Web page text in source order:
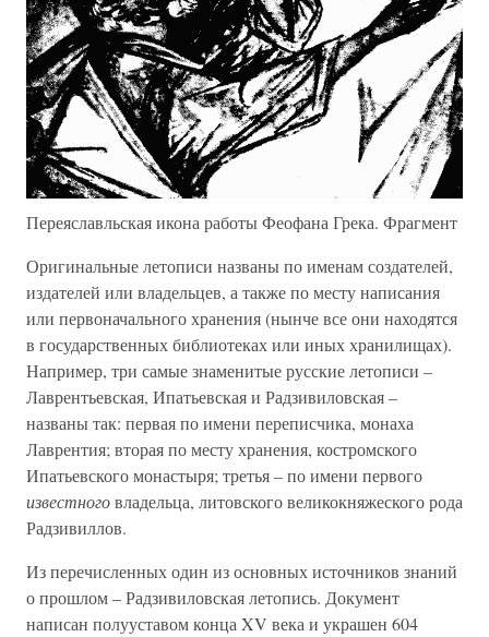
Переяславльская икона работы Феофана Грека. Фрагмент
Оригинальные летописи названы по именам создателей,
издателей или владельцев, а также по месту написания
или первоначального хранения (нынче все они находятся
в государственных библиотеках или иных хранилищах).
Например, три самые знаменитые русские летописи –
Лаврентьевская, Ипатьевская и Радзивиловская –
названы так: первая по имени переписчика, монаха
Лаврентия; вторая по месту хранения, костромского
Ипатьевского монастыря; третья – по имени первого
известноговладельца, литовского великокняжеского рода
Радзивиллов.
Из перечисленных один из основных источников знаний
о прошлом – Радзивиловская летопись. Документ
написан полууставом конца XV века и украшен 604